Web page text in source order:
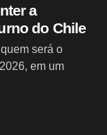
a
do Chile
será o
em um